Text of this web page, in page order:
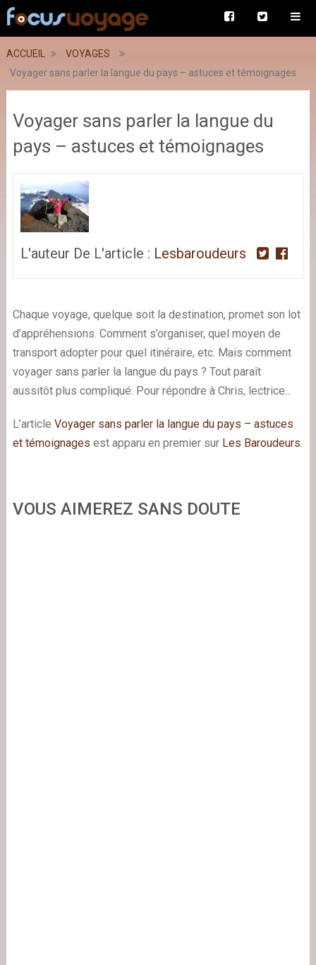
ACCUEIL
VOYAGES
Voyager sans parler la langue du pays – astuces et témoignages
Voyager sans parler la langue du
pays – astuces et témoignages
L'auteur De L'article : Lesbaroudeurs
Chaque voyage, quelque soit la destination, promet son lot
d’appréhensions. Comment s’organiser, quel moyen de
transport adopter pour quel itinéraire, etc. Mais comment
voyager sans parler la langue du pays ? Tout paraît
aussitôt plus compliqué. Pour répondre à Chris, lectrice...
L’article Voyager sans parler la langue du pays – astuces
et témoignages est apparu en premier sur Les Baroudeurs.
VOUS AIMEREZ SANS DOUTE